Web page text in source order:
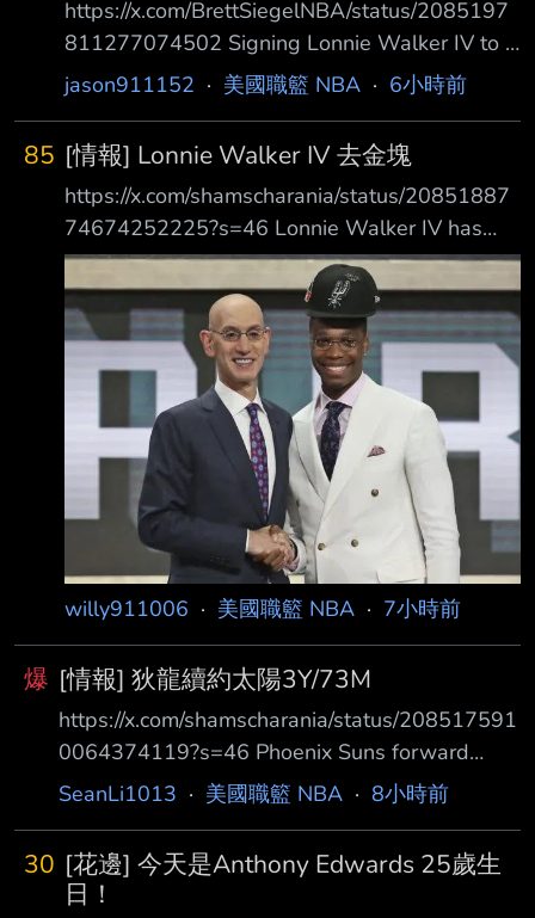
出戰 2028 年洛杉磯奧運、挑戰個人第五面金牌
的可能性。 他說：「這主要取決於美國男籃總
經理 Grant Hill 以及美國隊的規劃，」 Durant
指出：「
https://x.com/BrettSiegelNBA/status/2085197
811277074502 Signing Lonnie Walker IV to a
minimum deal takes the Nuggets’ current tax
Watson on just the $6.5M qualifying offer
would raise their tax bill to over $120
jason911152 · 美國職籃 NBA · 6小時前
85 [情報] Lonnie Walker IV 去金塊
https://x.com/shamscharania/status/20851887
74674252225?s=46 Lonnie Walker IV has
agreed to a one-year, $3.3 million deal with
the Denver N uggets, agent George S.
Langberg of @GSLSportsGroup told ESPN.
Walker was with Maccabi Tel Aviv in the
EuroLeague af
willy911006 · 美國職籃 NBA · 7小時前
爆 [情報] 狄龍續約太陽3Y/73M
https://x.com/shamscharania/status/208517591
0064374119?s=46 Phoenix Suns forward
Dillon Brooks has agreed to a three-year, $73
Mike George of Klutch Sports tells ESPN. Broo
ks has become a key part of the Suns
SeanLi1013 · 美國職籃 NBA · 8小時前
30 [花邊] 今天是Anthony Edwards 25歲生
日！